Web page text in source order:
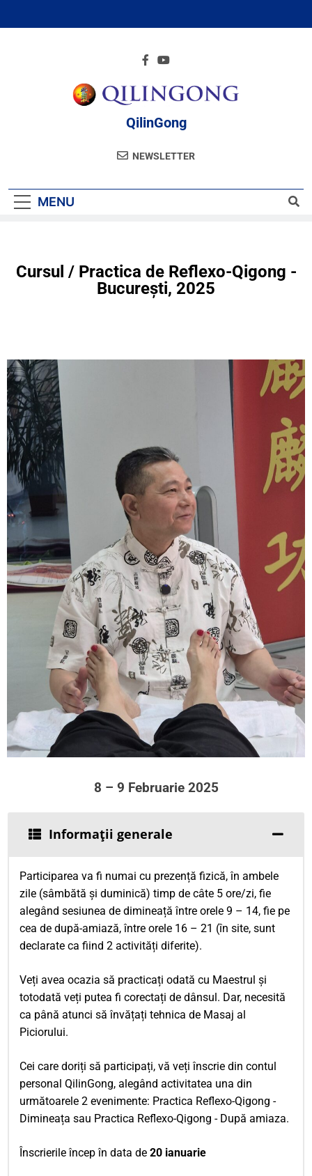
QilinGong
NEWSLETTER
MENU
Cursul / Practica de Reflexo-Qigong -
București, 2025
8 – 9 Februarie 2025
Informații generale
Participarea va fi numai cu prezență fizică, în ambele
zile (sâmbătă și duminică) timp de câte 5 ore/zi, fie
alegând sesiunea de dimineață între orele 9 – 14, fie pe
cea de după-amiază, între orele 16 – 21 (în site, sunt
declarate ca fiind 2 activități diferite).
Veți avea ocazia să practicați odată cu Maestrul și
totodată veți putea fi corectați de dânsul. Dar, necesită
ca până atunci să învățați tehnica de Masaj al
Piciorului.
Cei care doriți să participați, vă veți înscrie din contul
personal QilinGong, alegând activitatea una din
următoarele 2 evenimente: Practica Reflexo-Qigong -
Dimineața sau Practica Reflexo-Qigong - După amiaza.
Înscrierile încep în data de 20 ianuarie